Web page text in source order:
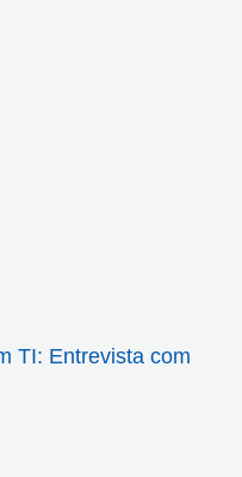
TI: Entrevista com